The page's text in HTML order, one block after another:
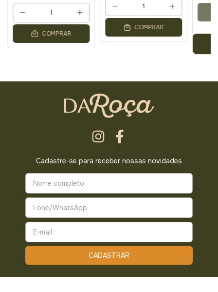
COMPRAR
COMPRAR
Cadastre-se para receber nossas novidades